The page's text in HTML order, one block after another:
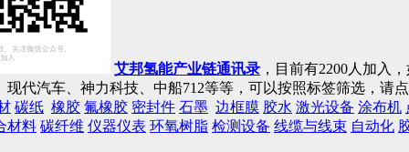
艾邦氢能产业链通讯录 ，目前有2200人加入
代汽车、神力科技、中船712等等，可以按照标签筛选，请
碳纸 橡胶 氟橡胶 密封件 石墨 边框膜 胶水 激光设备 涂布机
材料 碳纤维 仪器仪表 环氧树脂 检测设备 线缆与线束 自动化